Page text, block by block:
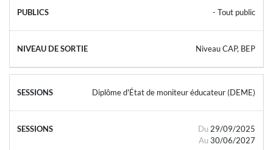
- Tout public
Niveau CAP, BEP
Diplôme d'État de moniteur éducateur (DEME)
Du 29/09/2025
Au 30/06/2027